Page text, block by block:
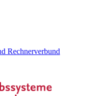
Rechnerverbund